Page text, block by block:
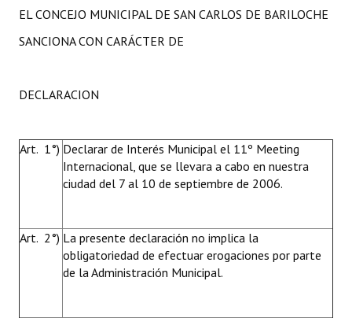
Periodistas Decanos - Registro
Ciudadano Ilustre - Registro
Antiguos Pobladores - Registro
Reconocimientos - Registro
Entrega de distinciones
REFORMA DE LA CARTA ORGÁNICA
EL CONCEJO MUNICIPAL DE SAN CARLOS DE BARILOCHE
SANCIONA CON CARÁCTER DE
DECLARACION
Art. 1°) Declarar de Interés Municipal el 11º Meeting
Internacional, que se llevara a cabo en nuestra
ciudad del 7 al 10 de septiembre de 2006.
Art. 2°) La presente declaración no implica la
obligatoriedad de efectuar erogaciones por parte
de la Administración Municipal.